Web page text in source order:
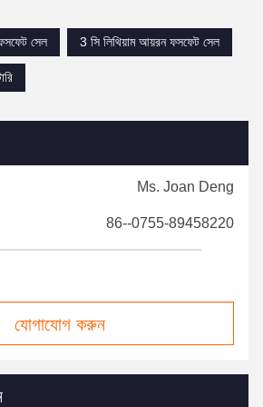
সেল
3 সি লিথিয়াম আয়রন ফসফেট সেল
Ms. Joan Deng
86--0755-89458220
যোগাযোগ করুন